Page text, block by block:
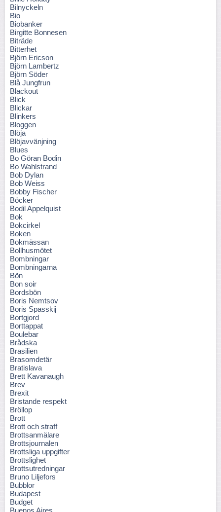
Bilnyckeln
Bio
Biobanker
Birgitte Bonnesen
Biträde
Bitterhet
Björn Ericson
Björn Lambertz
Björn Söder
Blå Jungfrun
Blackout
Blick
Blickar
Blinkers
Bloggen
Blöja
Blöjavvänjning
Blues
Bo Göran Bodin
Bo Wahlstrand
Bob Dylan
Bob Weiss
Bobby Fischer
Böcker
Bodil Appelquist
Bok
Bokcirkel
Boken
Bokmässan
Bollhusmötet
Bombningar
Bombningarna
Bön
Bon soir
Bordsbön
Boris Nemtsov
Boris Spasskij
Bortgjord
Borttappat
Boulebar
Brådska
Brasilien
Brasomdetär
Bratislava
Brett Kavanaugh
Brev
Brexit
Bristande respekt
Bröllop
Brott
Brott och straff
Brottsanmälare
Brottsjournalen
Brottsliga uppgifter
Brottslighet
Brottsutredningar
Bruno Liljefors
Bubblor
Budapest
Budget
Buenos Aires